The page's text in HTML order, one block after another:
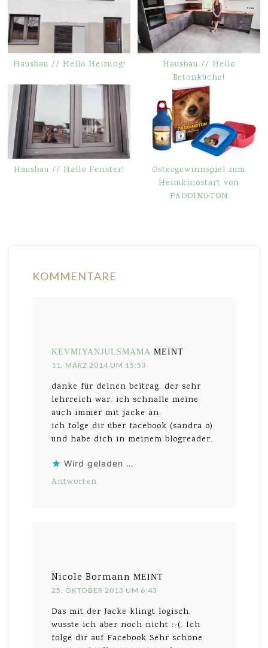
Hausbau // Hello Heizung!
Hausbau // Hello
Betonküche!
Hausbau // Hallo Fenster!
Ostergewinnspiel zum
Heimkinostart von
PADDINGTON
KOMMENTARE
KEVMIYANJULSMAMA MEINT
11. MÄRZ 2014 UM 15:53
danke für deinen beitrag, der sehr
lehrreich war. ich schnalle meine
auch immer mit jacke an.
ich folge dir über facebook (sandra o)
und habe dich in meinem blogreader.
Wird geladen …
Antworten
Nicole Bormann MEINT
25. OKTOBER 2013 UM 6:43
Das mit der Jacke klingt logisch,
wusste ich aber noch nicht :-(. Ich
folge dir auf Facebook Sehr schöne